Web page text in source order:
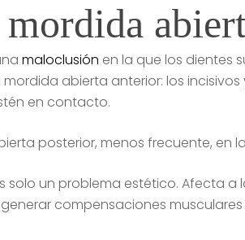
mordida
maloclusión en la que los dientes
abierta anterior: los
en contacto.
posterior, menos frecuente, en
solo un problema estético. Afecta
compensaciones